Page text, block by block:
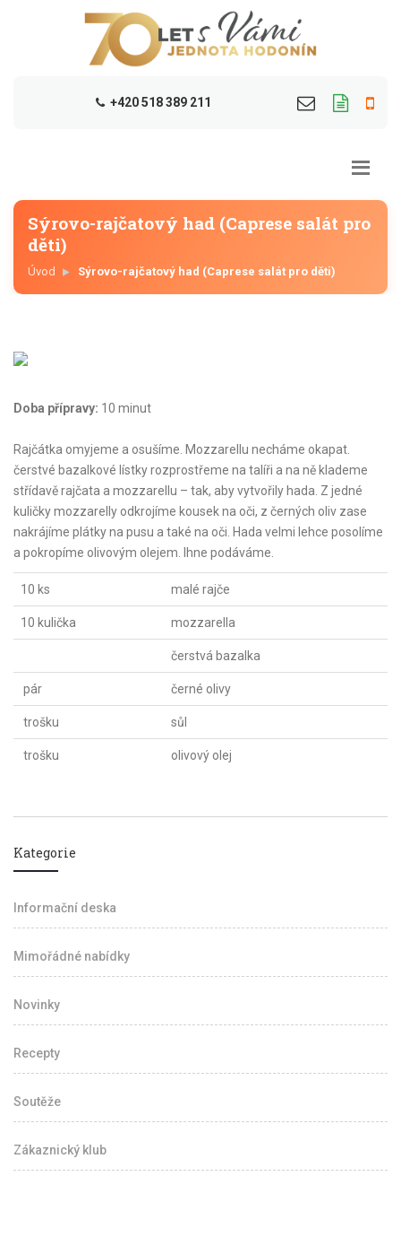
+420 518 389 211
Sýrovo-rajčatový had (Caprese salát pro
děti)
Úvod Sýrovo-rajčatový had (Caprese salát pro děti)
Doba přípravy: 10 minut
Rajčátka omyjeme a osušíme. Mozzarellu necháme okapat.
čerstvé bazalkové lístky rozprostřeme na talíři a na ně klademe
střídavě rajčata a mozzarellu – tak, aby vytvořily hada. Z jedné
kuličky mozzarelly odkrojíme kousek na oči, z černých oliv zase
nakrájíme plátky na pusu a také na oči. Hada velmi lehce posolíme
a pokropíme olivovým olejem. Ihne podáváme.
10 ks malé rajče
10 kulička mozzarella
čerstvá bazalka
pár černé olivy
trošku sůl
trošku olivový olej
Kategorie
Informační deska
Mimořádné nabídky
Novinky
Recepty
Soutěže
Zákaznický klub